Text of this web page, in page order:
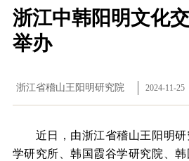
浙江中韩阳明文化
举办
浙江省稽山王阳明研究院 2024-11-25
近日，由浙江省稽山王阳明研
学研究所、韩国霞谷学研究院、